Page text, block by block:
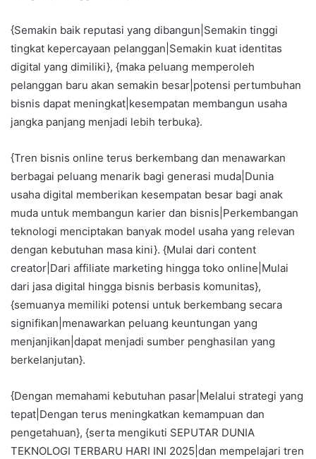
{Semakin baik reputasi yang dibangun|Semakin tinggi
tingkat kepercayaan pelanggan|Semakin kuat identitas
digital yang dimiliki}, {maka peluang memperoleh
pelanggan baru akan semakin besar|potensi pertumbuhan
bisnis dapat meningkat|kesempatan membangun usaha
jangka panjang menjadi lebih terbuka}.
{Tren bisnis online terus berkembang dan menawarkan
berbagai peluang menarik bagi generasi muda|Dunia
usaha digital memberikan kesempatan besar bagi anak
muda untuk membangun karier dan bisnis|Perkembangan
teknologi menciptakan banyak model usaha yang relevan
dengan kebutuhan masa kini}. {Mulai dari content
creator|Dari affiliate marketing hingga toko online|Mulai
dari jasa digital hingga bisnis berbasis komunitas},
{semuanya memiliki potensi untuk berkembang secara
signifikan|menawarkan peluang keuntungan yang
menjanjikan|dapat menjadi sumber penghasilan yang
berkelanjutan}.
{Dengan memahami kebutuhan pasar|Melalui strategi yang
tepat|Dengan terus meningkatkan kemampuan dan
pengetahuan}, {serta mengikuti SEPUTAR DUNIA
TEKNOLOGI TERBARU HARI INI 2025|dan mempelajari tren